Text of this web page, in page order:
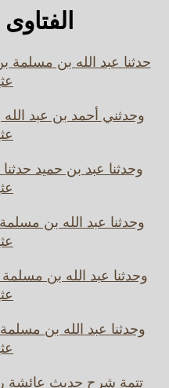
حدثنا عبد الله بن
وحدثني أحمد بن عبد
وحدثنا عبد بن حميد
وحدثنا عبد الله بن
وحدثنا عبد الله بن
وحدثنا عبد الله بن
تتمة شرح حديث عائشة